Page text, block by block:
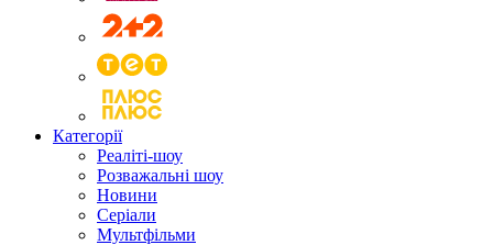
Категорії
Реаліті-шоу
Розважальні шоу
Новини
Серіали
Мультфільми